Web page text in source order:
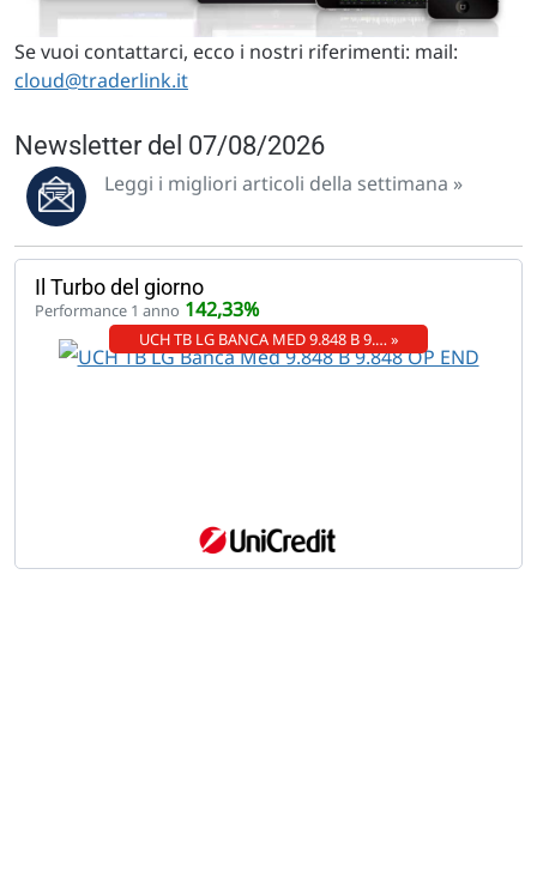
Se vuoi contattarci, ecco i nostri riferimenti: mail:
cloud@traderlink.it
Newsletter del 07/08/2026
Leggi i migliori articoli della settimana »
Il Turbo del giorno
Performance 1 anno 142,33%
UCH TB LG BANCA MED 9.848 B 9.… »